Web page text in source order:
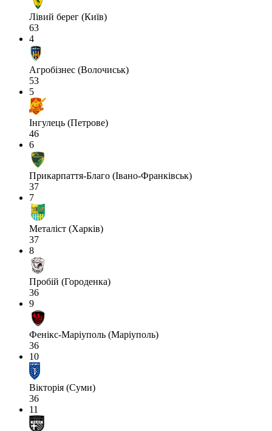
Лівий берег (Київ)
63
4
Агробізнес (Волочиськ)
53
5
Інгулець (Петрове)
46
6
Прикарпаття-Благо (Івано-Франківськ)
37
7
Металіст (Харків)
37
8
Пробій (Городенка)
36
9
Фенікс-Маріуполь (Маріуполь)
36
10
Вікторія (Суми)
36
11